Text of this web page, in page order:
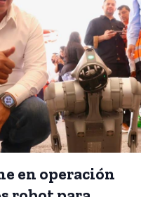
en operación